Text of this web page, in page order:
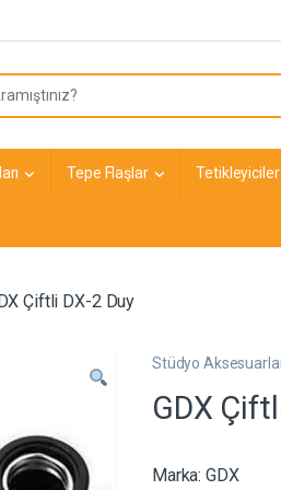
Tepe Flaşlar Tetikleyiciler
Çiftli DX-2 Duy
Stüdyo
GDX
Marka: GDX